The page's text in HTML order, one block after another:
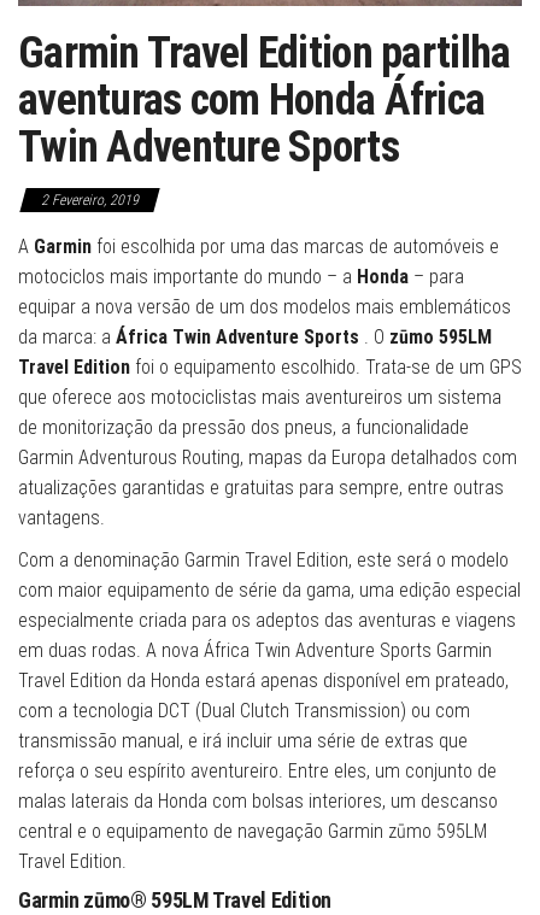
Garmin Travel Edition partilha
aventuras com Honda África
Twin Adventure Sports
2 Fevereiro, 2019
A Garmin foi escolhida por uma das marcas de automóveis e
motociclos mais importante do mundo – a Honda – para
equipar a nova versão de um dos modelos mais emblemáticos
da marca: a África Twin Adventure Sports . O zūmo 595LM
Travel Edition foi o equipamento escolhido. Trata-se de um GPS
que oferece aos motociclistas mais aventureiros um sistema
de monitorização da pressão dos pneus, a funcionalidade
Garmin Adventurous Routing, mapas da Europa detalhados com
atualizações garantidas e gratuitas para sempre, entre outras
vantagens.
Com a denominação Garmin Travel Edition, este será o modelo
com maior equipamento de série da gama, uma edição especial
especialmente criada para os adeptos das aventuras e viagens
em duas rodas. A nova África Twin Adventure Sports Garmin
Travel Edition da Honda estará apenas disponível em prateado,
com a tecnologia DCT (Dual Clutch Transmission) ou com
transmissão manual, e irá incluir uma série de extras que
reforça o seu espírito aventureiro. Entre eles, um conjunto de
malas laterais da Honda com bolsas interiores, um descanso
central e o equipamento de navegação Garmin zūmo 595LM
Travel Edition.
Garmin zūmo® 595LM Travel Edition